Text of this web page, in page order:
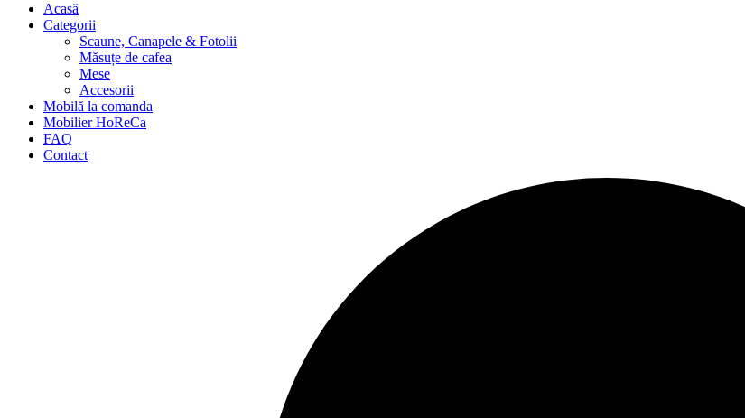
Acasă
Categorii
Scaune, Canapele & Fotolii
Măsuțe de cafea
Mese
Accesorii
Mobilă la comanda
Mobilier HoReCa
FAQ
Contact